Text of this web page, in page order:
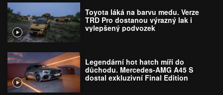
Toyota láká na barvu medu. Verze
TRD Pro dostanou výrazný lak i
vylepšený podvozek
Legendární hot hatch míří do
důchodu. Mercedes-AMG A45 S
dostal exkluzivní Final Edition